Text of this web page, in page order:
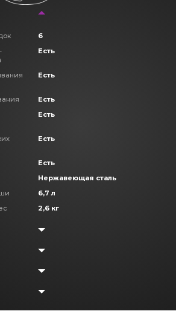
6
Есть
Есть
Есть
Есть
Есть
Есть
Нержавеющая сталь
6,7 л
2,6 кг
Высота - 37,8 см
Ширина - 41,3 см
1500 Вт
Электронный
13